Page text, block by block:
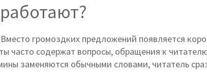
громоздких предложений появляется
часто содержат вопросы, обращения к
заменяются обычными словами, читатель